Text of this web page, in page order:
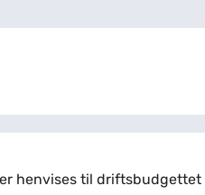
henvises til driftsbudgettet